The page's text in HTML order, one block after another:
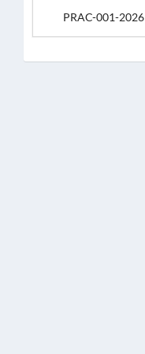
PRAC-001-2026